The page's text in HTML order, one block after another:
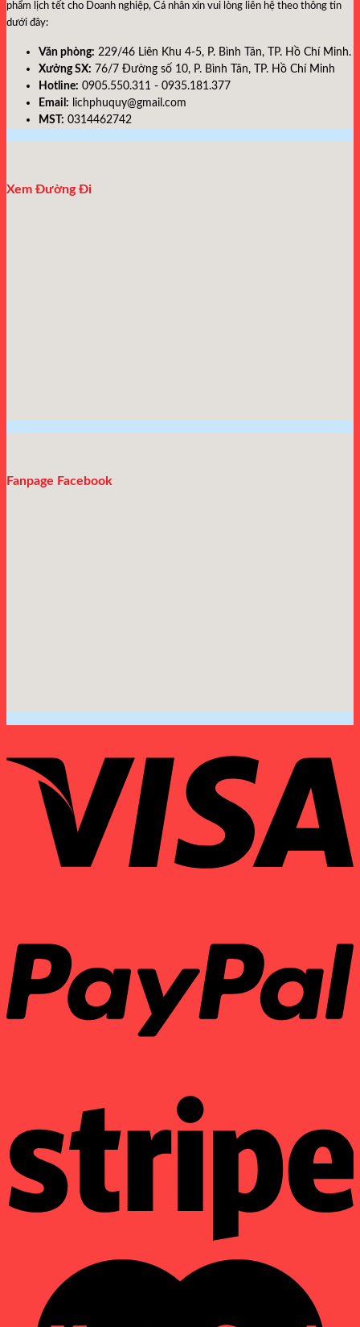
phẩm lịch tết cho Doanh nghiệp, Cá nhân xin vui lòng liên hệ theo thông tin
dưới đây:
Văn phòng: 229/46 Liên Khu 4-5, P. Bình Tân, TP. Hồ Chí Minh.
Xưởng SX: 76/7 Đường số 10, P. Bình Tân, TP. Hồ Chí Minh
Hotline: 0905.550.311 - 0935.181.377
Email: lichphuquy@gmail.com
MST: 0314462742
Xem Đường Đi
Fanpage Facebook